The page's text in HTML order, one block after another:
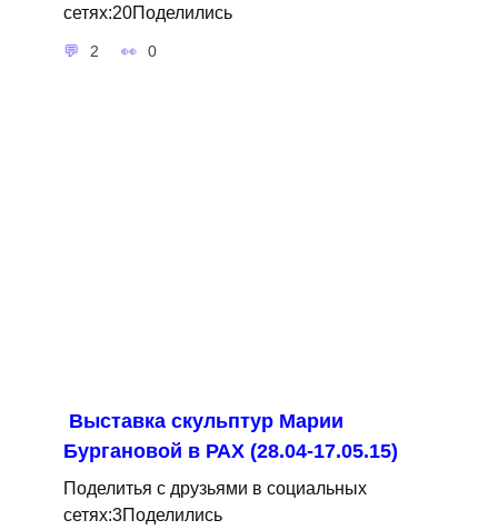
сетях:20Поделились
2 0
Выставка скульптур Марии
Бургановой в РАХ (28.04-17.05.15)
Поделитья с друзьями в социальных
сетях:3Поделились